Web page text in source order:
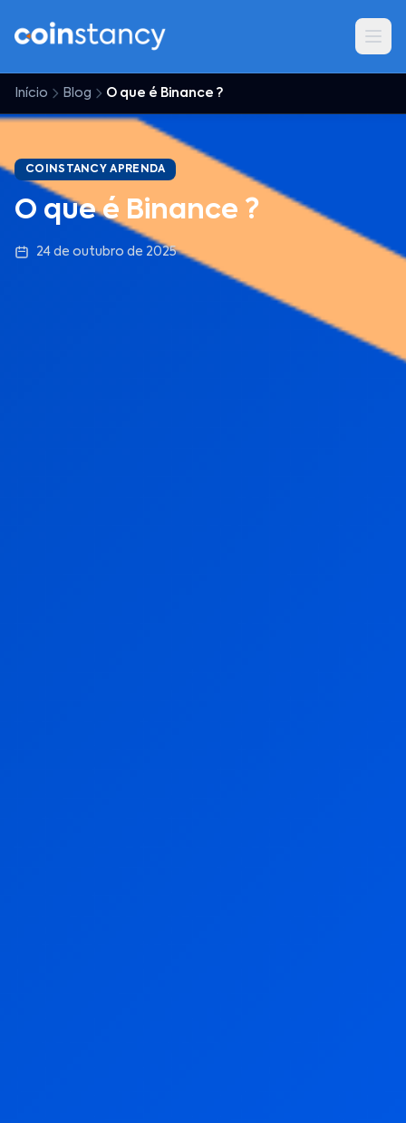
Início Blog O que é Binance ?
COINSTANCY APRENDA
O que é Binance ?
24 de outubro de 2025